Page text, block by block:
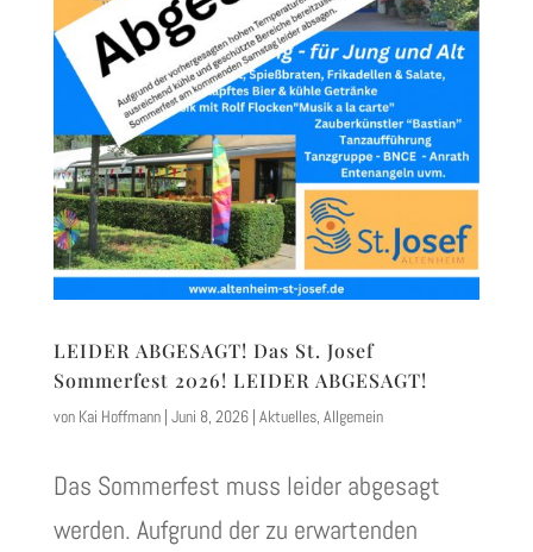
LEIDER ABGESAGT! Das St. Josef
Sommerfest 2026! LEIDER ABGESAGT!
von Kai Hoffmann| Juni 8, 2026| Aktuelles, Allgemein
Das Sommerfest muss leider abgesagt
werden. Aufgrund der zu erwartenden